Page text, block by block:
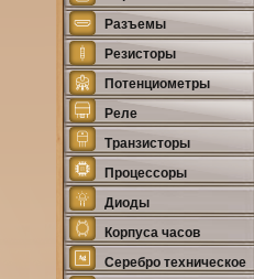
Разъемы
Резисторы
Потенциометры
Реле
Транзисторы
Процессоры
Диоды
Корпуса часов
Серебро техническое